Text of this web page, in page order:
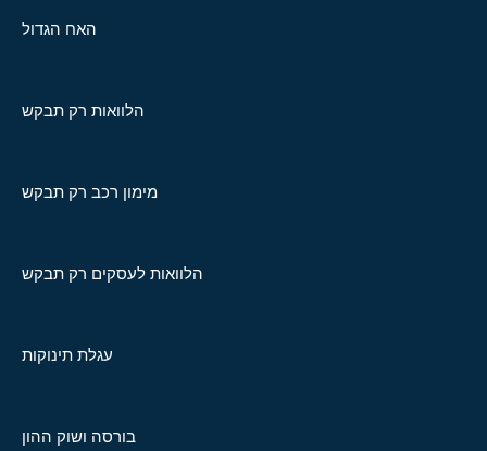
האח הגדול
הלוואות רק תבקש
מימון רכב רק תבקש
הלוואות לעסקים רק תבקש
עגלת תינוקות
בורסה ושוק ההון